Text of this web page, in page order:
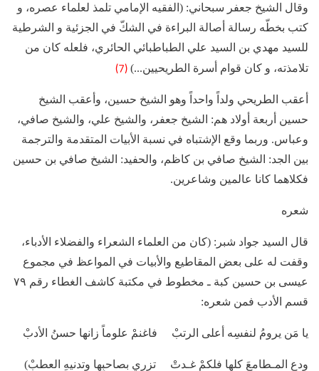
وقال الشيخ جعفر سبحاني: (الفقيه الإمامي تلمذ لعلماء عصره، و
كتب بخطّه رسالة أصالة البراءة في الشكّ في الجزئية و الشرطية
للسيد مهدي بن السيد علي الطباطبائي الحائري، فلعله كان من
تلامذته، و كان قوام أسرة الطريحيين...) (7)
أعقب الطريحي ولداً واحداً وهو الشيخ حسين، وأعقب الشيخ
حسين أربعة أولاد هم: الشيخ جعفر، والشيخ علي، والشيخ صافي،
وعباس. وربما وقع الإشتباه في نسبة الأبيات المتقدمة والترجمة
بين الجد: الشيخ صافي بن كاظم، والحفيد: الشيخ صافي بن حسين
فكلاهما كانا عالمين وشاعرين.
شعره
قال السيد جواد شبر: (كان من العلماء الشعراء والفضلاء الأدباء،
وقفت له على بعض المقاطيع والأبيات في المواعظ في مجموع
عيسى بن حسين كبة ـ مخطوط في مكتبة كاشف الغطاء رقم ٧٩
قسم الأدب فمن شعره:
يا مَن يرومُ لنفسِه أعلى الرتبْ فاغنمْ علوماً زانها حسنُ الأدبْ
ودعِ المـطامعَ كلها فلكمْ غـدتْ تزري بصاحبِها وتدنيهِ العطبْ)